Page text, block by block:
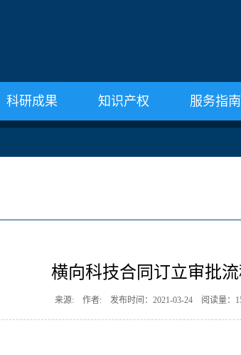
科研成果 知识产权 服务指南
横向科技合同订立审批
来源: 作者: 发布时间：2021-03-24 阅读量：